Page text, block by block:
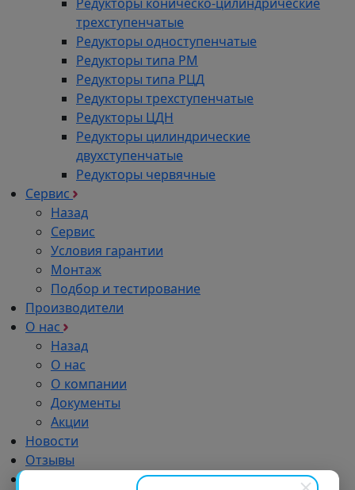
трехступенчатые
Редукторы одноступенчатые
Редукторы типа РМ
Редукторы типа РЦД
Редукторы трехступенчатые
Редукторы ЦДН
Редукторы цилиндрические
двухступенчатые
Редукторы червячные
Сервис
Назад
Сервис
Условия гарантии
Монтаж
Подбор и тестирование
Производители
О нас
Назад
О нас
О компании
Документы
Акции
Новости
Отзывы
Импортозамещение